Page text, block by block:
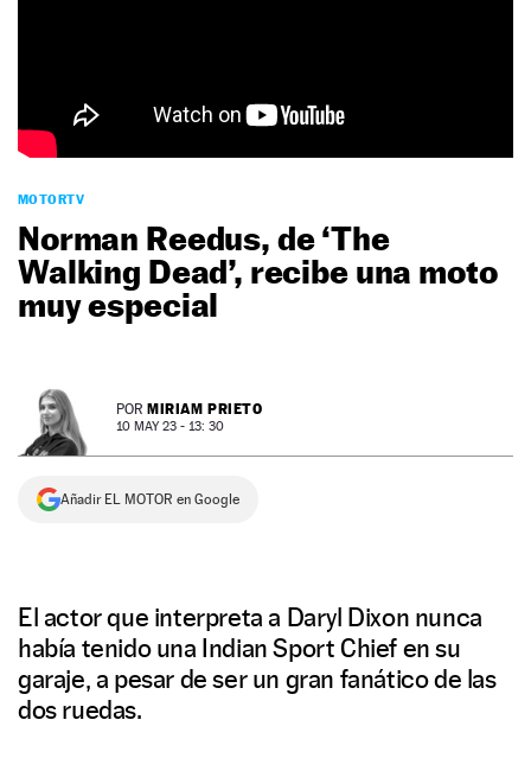
MOTORTV
Norman Reedus, de ‘The
Walking Dead’, recibe una moto
muy especial
POR MIRIAM PRIETO
10 MAY 23 - 13: 30
Añadir EL MOTOR en Google
El actor que interpreta a Daryl Dixon nunca
había tenido una Indian Sport Chief en su
garaje, a pesar de ser un gran fanático de las
dos ruedas.